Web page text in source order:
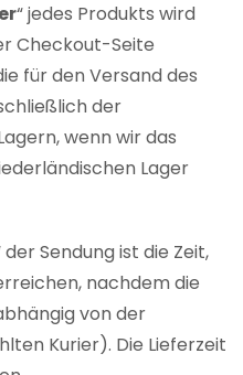
“ jedes Produkts wird
Checkout-Seite
für den Versand des
der
wenn wir das
Lager
der Sendung ist die Zeit,
nachdem die
von der
Kurier). Die Lieferzeit